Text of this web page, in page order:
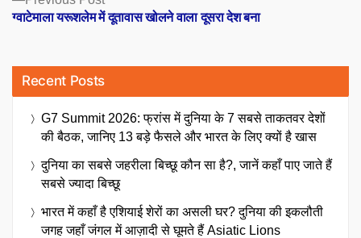
post:
ग्वाटेमाला यरूशलेम में दूतावास खोलने वाला दूसरा देश बना
Recent Posts
G7 Summit 2026: फ्रांस में दुनिया के 7 सबसे ताकतवर देशों
की बैठक, जानिए 13 बड़े फैसले और भारत के लिए क्यों है खास
दुनिया का सबसे जहरीला बिच्छू कौन सा है?, जानें कहाँ पाए जाते हैं
सबसे ज्यादा बिच्छू
भारत में कहाँ है एशियाई शेरों का असली घर? दुनिया की इकलौती
जगह जहाँ जंगल में आज़ादी से घूमते हैं Asiatic Lions